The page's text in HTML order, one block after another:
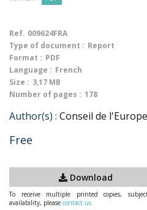
Ref. 009624FRA
Type of document : Report
Format : PDF
Language : French
Size : 3,17 MB
Number of pages : 178
Author(s) : Conseil de
Free
Download
To receive multiple printed copies,
availability, please contact us